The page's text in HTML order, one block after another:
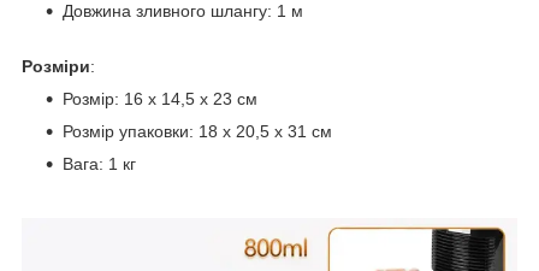
Довжина зливного шлангу: 1 м
Розміри:
Розмір: 16 х 14,5 х 23 см
Розмір упаковки: 18 х 20,5 х 31 см
Вага: 1 кг